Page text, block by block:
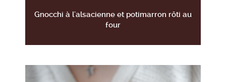
Gnocchi à l'alsacienne et potimarron rôti au
four